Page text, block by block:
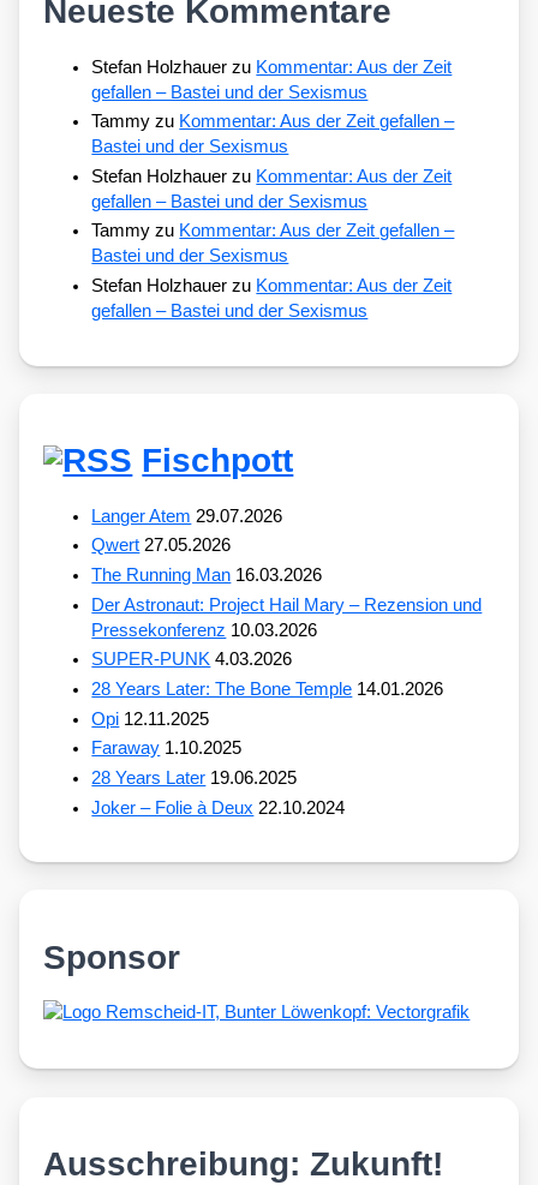
Neueste Kommentare
Stefan Holzhauer zu Kommentar: Aus der Zeit
gefallen – Bastei und der Sexismus
Tammy zu Kommentar: Aus der Zeit gefallen –
Bastei und der Sexismus
Stefan Holzhauer zu Kommentar: Aus der Zeit
gefallen – Bastei und der Sexismus
Tammy zu Kommentar: Aus der Zeit gefallen –
Bastei und der Sexismus
Stefan Holzhauer zu Kommentar: Aus der Zeit
gefallen – Bastei und der Sexismus
Fischpott
Langer Atem 29.07.2026
Qwert 27.05.2026
The Running Man 16.03.2026
Der Astronaut: Project Hail Mary – Rezension und
Pressekonferenz 10.03.2026
SUPER-PUNK 4.03.2026
28 Years Later: The Bone Temple 14.01.2026
Opi 12.11.2025
Faraway 1.10.2025
28 Years Later 19.06.2025
Joker – Folie à Deux 22.10.2024
Sponsor
Ausschreibung: Zukunft!